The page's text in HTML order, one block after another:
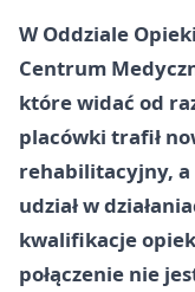
W Oddziale
Centrum
które widać od
placówki trafił
rehabilitacyjny,
udział w
kwalifikacje
połączenie nie